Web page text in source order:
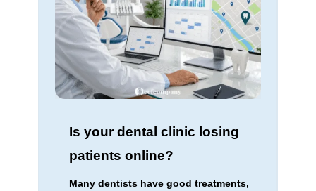
Is your dental clinic losing
patients online?
Many dentists have good treatments,